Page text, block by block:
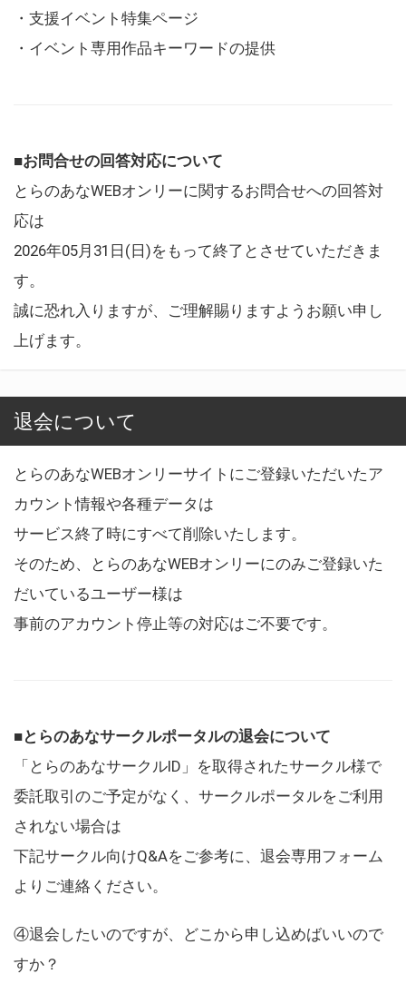
・支援イベント特集ページ
・イベント専用作品キーワードの提供
■お問合せの回答対応について
とらのあなWEBオンリーに関するお問合せへの回答対
応は
2026年05月31日(日)をもって終了とさせていただきま
す。
誠に恐れ入りますが、ご理解賜りますようお願い申し
上げます。
退会について
とらのあなWEBオンリーサイトにご登録いただいたア
カウント情報や各種データは
サービス終了時にすべて削除いたします。
そのため、とらのあなWEBオンリーにのみご登録いた
だいているユーザー様は
事前のアカウント停止等の対応はご不要です。
■とらのあなサークルポータルの退会について
「とらのあなサークルID」を取得されたサークル様で
委託取引のご予定がなく、サークルポータルをご利用
されない場合は
下記サークル向けQ&Aをご参考に、退会専用フォーム
よりご連絡ください。
④退会したいのですが、どこから申し込めばいいので
すか？